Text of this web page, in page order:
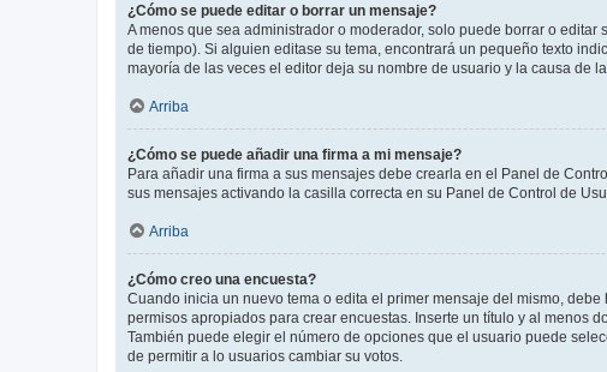
¿Cómo se puede editar o borrar un mensaje?
A menos que sea administrador o moderador, solo puede borrar o
de tiempo). Si alguien editase su tema, encontrará un pequeño texto
mayoría de las veces el editor deja su nombre de usuario y la causa de
Arriba
¿Cómo se puede añadir una firma a mi mensaje?
Para añadir una firma a sus mensajes debe crearla en el Panel de
sus mensajes activando la casilla correcta en su Panel de Control de
Arriba
¿Cómo creo una encuesta?
Cuando inicia un nuevo tema o edita el primer mensaje del mismo,
permisos apropiados para crear encuestas. Inserte un título y al menos
También puede elegir el número de opciones que el usuario puede
de permitir a lo usuarios cambiar su votos.